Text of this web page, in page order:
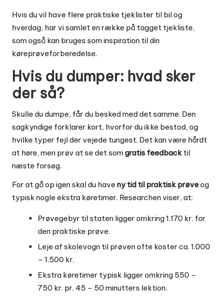
Hvis du vil have flere praktiske tjeklister til bil og
hverdag, har vi samlet en række på tagget tjekliste,
som også kan bruges som inspiration til din
køreprøveforberedelse.
Hvis du dumper: hvad sker
der så?
Skulle du dumpe, får du besked med det samme. Den
sagkyndige forklarer kort, hvorfor du ikke bestod, og
hvilke typer fejl der vejede tungest. Det kan være hårdt
at høre, men prøv at se det somgratis feedback til
næste forsøg.
For at gå op igen skal du have ny tid til praktisk prøveog
typisk nogle ekstra køretimer. Researchen viser, at:
Prøvegebyr til staten ligger omkring 1.170 kr. for
den praktiske prøve.
Leje af skolevogn til prøven ofte koster ca. 1.000
– 1.500 kr.
Ekstra køretimer typisk ligger omkring 550 –
750 kr. pr. 45 – 50 minutters lektion.